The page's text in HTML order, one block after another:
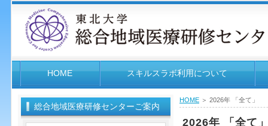
HOME スキルスラボ利用について
HOME ＞ 2026年 「全て」
2026年 「全て
総合地域医療研修センターご案内